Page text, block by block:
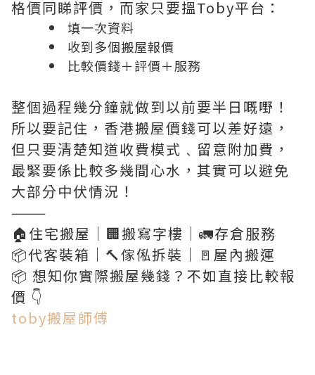
格價同睇評價，而家只要搵Toby平台：
填一次資料
收到多個搬屋報價
比較價錢＋評價＋服務
整個過程幾分鐘就做到以前要半日嘅嘢！
所以要記住，香港搬屋價錢可以差好遠，
但只要清楚知道收費模式﹑留意附加費，
最緊要係比較多幾間心水，其實可以避免
大部分中伏情況！
———
🏠住宅搬屋｜🏢搬寫字樓｜🚛存倉服務
📦代客裝箱｜🔨傢俬拆裝｜🚪屋內搬運
📦 想知你實際搬屋幾錢？不如直接比較報
價 👇
toby搬屋師傅